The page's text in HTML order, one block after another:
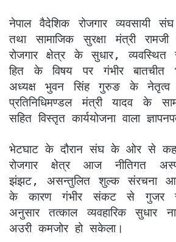
नेपाल वैदेशिक रोजगार व्यवसायी
तथा सामाजिक सुरक्षा मंत्री
रोजगार क्षेत्र के सुधार,
हित के विषय पर गंभीर
अध्यक्ष भुवन सिंह गुरुङ के नेतृत्व
प्रतिनिधिमण्डल मंत्री यादव के
सहित विस्तृत कार्ययोजना वाला
भेटघाट के दौरान संघ के ओर से
रोजगार क्षेत्र आज नीतिगत
झंझट, असन्तुलित शुल्क संरचना आ
के कारण गंभीर संकट से गुजर
अनुसार तत्काल व्यवहारिक सुधार
अउरी कमजोर हो सकेला।